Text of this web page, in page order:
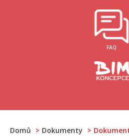
FAQ
Domů Dokumenty